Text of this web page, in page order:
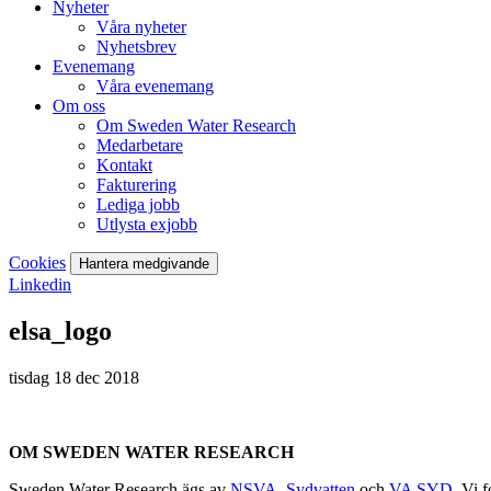
Nyheter
Våra nyheter
Nyhetsbrev
Evenemang
Våra evenemang
Om oss
Om Sweden Water Research
Medarbetare
Kontakt
Fakturering
Lediga jobb
Utlysta exjobb
Cookies Hantera medgivande
Linkedin
elsa_logo
tisdag 18 dec 2018
OM SWEDEN WATER RESEARCH